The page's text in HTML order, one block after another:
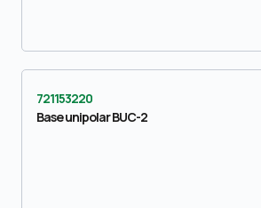
721153220
Base unipolar BUC-2